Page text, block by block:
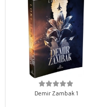
Demir Zambak 1